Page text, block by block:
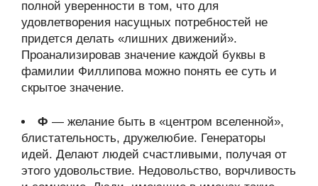
полной уверенности в том, что для
удовлетворения насущных потребностей не
придется делать «лишних движений».
Проанализировав значение каждой буквы в
фамилии Филлипова можно понять ее суть и
скрытое значение.
Ф — желание быть в «центром вселенной»,
блистательность, дружелюбие. Генераторы
идей. Делают людей счастливыми, получая от
этого удовольствие. Недовольство, ворчливость